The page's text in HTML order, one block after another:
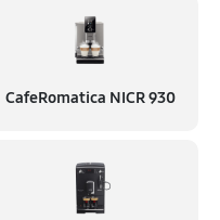
CafeRomatica NICR 930